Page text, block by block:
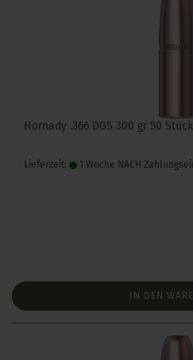
Hornady .366 DGS 300 gr 50 Stück
Lieferzeit: 1 Woche NACH
IN DEN